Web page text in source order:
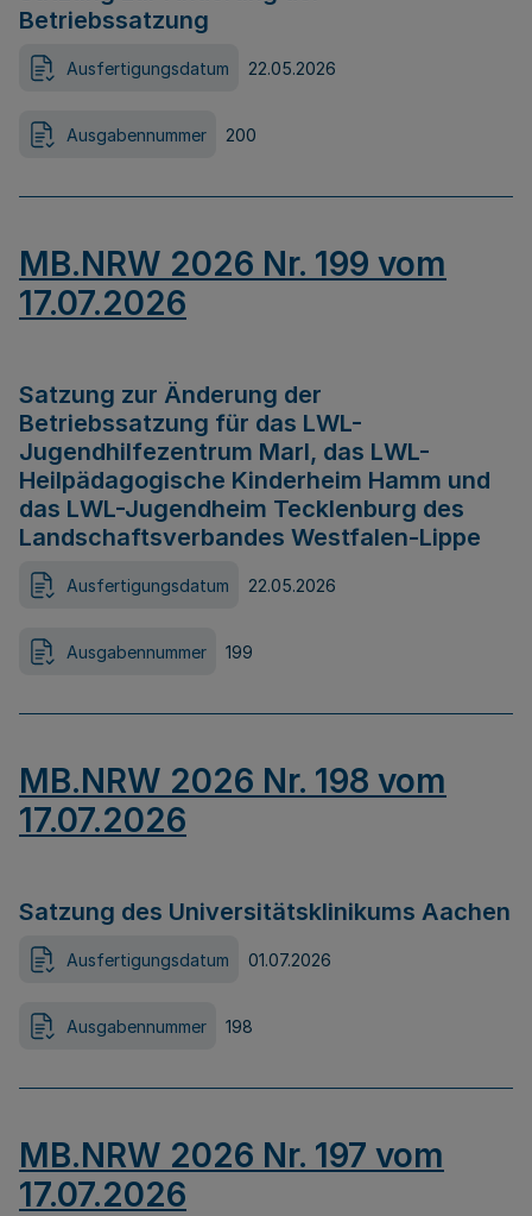
Betriebssatzung
Ausfertigungsdatum 22.05.2026
Ausgabennummer 200
MB.NRW 2026 Nr. 199 vom
17.07.2026
Satzung zur Änderung der
Betriebssatzung für das LWL-
Jugendhilfezentrum Marl, das LWL-
Heilpädagogische Kinderheim Hamm und
das LWL-Jugendheim Tecklenburg des
Landschaftsverbandes Westfalen-Lippe
Ausfertigungsdatum 22.05.2026
Ausgabennummer 199
MB.NRW 2026 Nr. 198 vom
17.07.2026
Satzung des Universitätsklinikums Aachen
Ausfertigungsdatum 01.07.2026
Ausgabennummer 198
MB.NRW 2026 Nr. 197 vom
17.07.2026